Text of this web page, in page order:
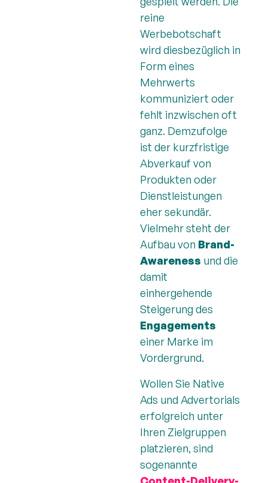
reine
Werbebotschaft
wird diesbezüglich in
Form eines
Mehrwerts
kommuniziert oder
fehlt inzwischen oft
ganz. Demzufolge
ist der kurzfristige
Abverkauf von
Produkten oder
Dienstleistungen
eher sekundär.
Vielmehr steht der
Aufbau von Brand-
Awareness und die
damit
einhergehende
Steigerung des
Engagements
einer Marke im
Vordergrund.
Wollen Sie Native
Ads und Advertorials
erfolgreich unter
Ihren Zielgruppen
platzieren, sind
sogenannte